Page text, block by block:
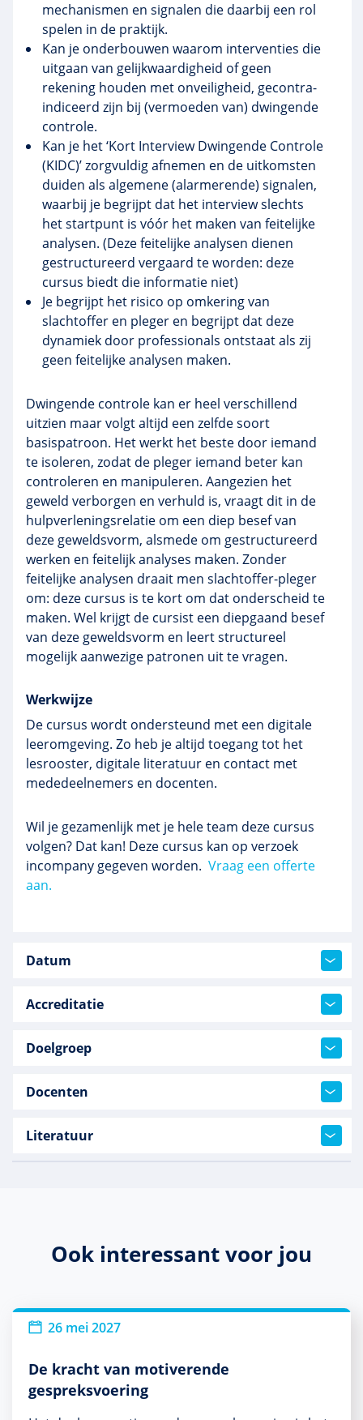
mechanismen en signalen die daarbij een rol
spelen in de praktijk.
Kan je onderbouwen waarom interventies die
uitgaan van gelijkwaardigheid of geen
rekening houden met onveiligheid, gecontra-
indiceerd zijn bij (vermoeden van) dwingende
controle.
Kan je het ‘Kort Interview Dwingende Controle
(KIDC)’ zorgvuldig afnemen en de uitkomsten
duiden als algemene (alarmerende) signalen,
waarbij je begrijpt dat het interview slechts
het startpunt is vóór het maken van feitelijke
analysen. (Deze feitelijke analysen dienen
gestructureerd vergaard te worden: deze
cursus biedt die informatie niet)
Je begrijpt het risico op omkering van
slachtoffer en pleger en begrijpt dat deze
dynamiek door professionals ontstaat als zij
geen feitelijke analysen maken.
Dwingende controle kan er heel verschillend
uitzien maar volgt altijd een zelfde soort
basispatroon. Het werkt het beste door iemand
te isoleren, zodat de pleger iemand beter kan
controleren en manipuleren. Aangezien het
geweld verborgen en verhuld is, vraagt dit in de
hulpverleningsrelatie om een diep besef van
deze geweldsvorm, alsmede om gestructureerd
werken en feitelijk analyses maken. Zonder
feitelijke analysen draait men slachtoffer-pleger
om: deze cursus is te kort om dat onderscheid te
maken. Wel krijgt de cursist een diepgaand besef
van deze geweldsvorm en leert structureel
mogelijk aanwezige patronen uit te vragen.
Werkwijze
De cursus wordt ondersteund met een digitale
leeromgeving. Zo heb je altijd toegang tot het
lesrooster, digitale literatuur en contact met
mededeelnemers en docenten.
Wil je gezamenlijk met je hele team deze cursus
volgen? Dat kan! Deze cursus kan op verzoek
incompany gegeven worden. Vraag een offerte
aan.
Datum
Accreditatie
Doelgroep
Docenten
Literatuur
Ook interessant voor jou
26 mei 2027
De kracht van motiverende
gespreksvoering